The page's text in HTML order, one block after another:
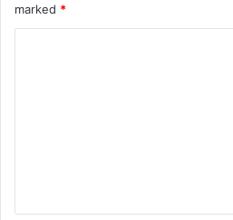
marked *